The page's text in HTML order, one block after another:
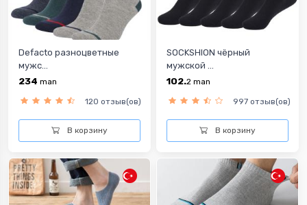
Defacto разноцветныe
мужс...
234 man
120 отзыв(ов)
В корзину
SOCKSHION чёрный
мужской ...
102.2 man
997 отзыв(ов)
В корзину